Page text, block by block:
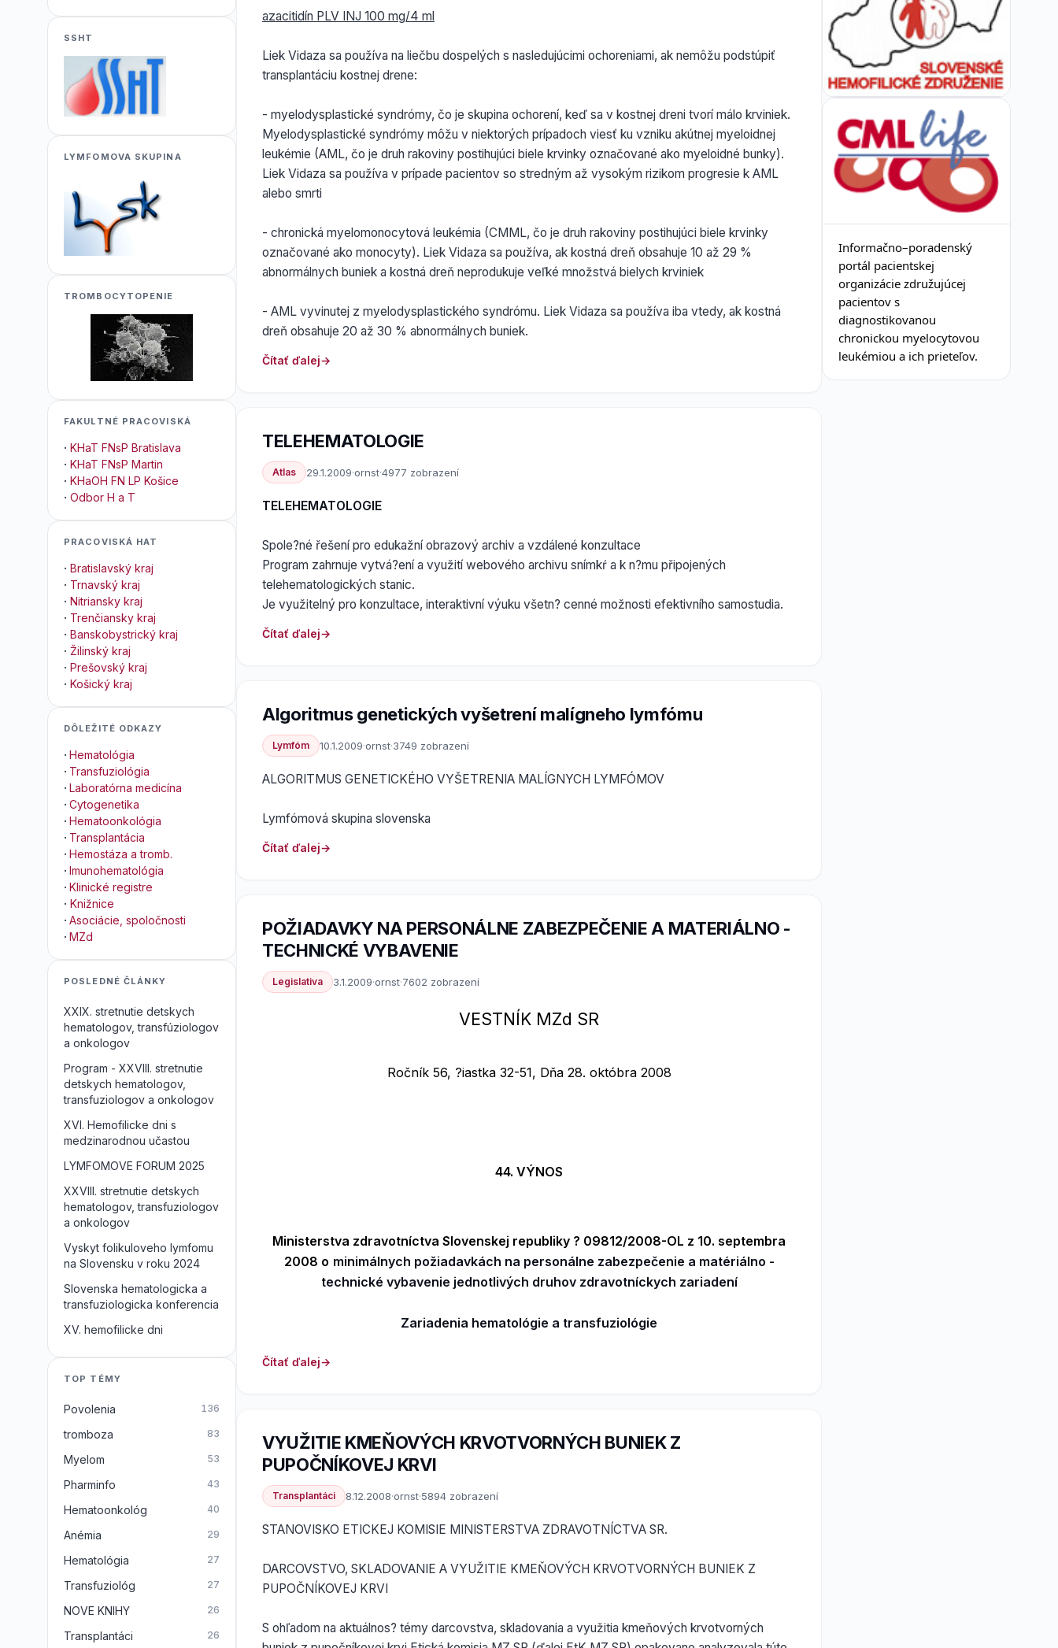
azacitidín PLV INJ 100 mg/4 ml
Liek Vidaza sa používa na liečbu dospelých s nasledujúcimi ochoreniami, ak nemôžu podstúpiť
transplantáciu kostnej drene:
- myelodysplastické syndrómy, čo je skupina ochorení, keď sa v kostnej dreni tvorí málo krviniek.
Myelodysplastické syndrómy môžu v niektorých prípadoch viesť ku vzniku akútnej myeloidnej
leukémie (AML, čo je druh rakoviny postihujúci biele krvinky označované ako myeloidné bunky).
Liek Vidaza sa používa v prípade pacientov so stredným až vysokým rizikom progresie k AML
alebo smrti
- chronická myelomonocytová leukémia (CMML, čo je druh rakoviny postihujúci biele krvinky
označované ako monocyty). Liek Vidaza sa používa, ak kostná dreň obsahuje 10 až 29 %
abnormálnych buniek a kostná dreň neprodukuje veľké množstvá bielych krviniek
- AML vyvinutej z myelodysplastického syndrómu. Liek Vidaza sa používa iba vtedy, ak kostná
dreň obsahuje 20 až 30 % abnormálnych buniek.
Čítať ďalej
TELEHEMATOLOGIE
Atlas 29.1.2009·ornst·4977 zobrazení
TELEHEMATOLOGIE
Spole?né řešení pro edukažní obrazový archiv a vzdálené konzultace
Program zahrnuje vytvá?ení a využití webového archivu snímkŕ a k n?mu připojených
telehematologických stanic.
Je využitelný pro konzultace, interaktivní výuku všetn? cenné možnosti efektivního samostudia.
Čítať ďalej
Algoritmus genetických vyšetrení malígneho lymfómu
Lymfóm 10.1.2009·ornst·3749 zobrazení
ALGORITMUS GENETICKÉHO VYŠETRENIA MALÍGNYCH LYMFÓMOV
Lymfómová skupina slovenska
Čítať ďalej
POŽIADAVKY NA PERSONÁLNE ZABEZPEČENIE A MATERIÁLNO -
TECHNICKÉ VYBAVENIE
Legislativa 3.1.2009·ornst·7602 zobrazení
VESTNÍK MZd SR
Ročník 56, ?iastka 32-51, Dňa 28. októbra 2008
44. VÝNOS
Ministerstva zdravotníctva Slovenskej republiky ? 09812/2008-OL z 10. septembra
2008 o minimálnych požiadavkách na personálne zabezpečenie a matériálno -
technické vybavenie jednotlivých druhov zdravotníckych zariadení
Zariadenia hematológie a transfuziológie
Čítať ďalej
VYUŽITIE KMEŇOVÝCH KRVOTVORNÝCH BUNIEK Z
PUPOČNÍKOVEJ KRVI
Transplantáci 8.12.2008·ornst·5894 zobrazení
STANOVISKO ETICKEJ KOMISIE MINISTERSTVA ZDRAVOTNÍCTVA SR.
DARCOVSTVO, SKLADOVANIE A VYUŽITIE KMEŇOVÝCH KRVOTVORNÝCH BUNIEK Z
PUPOČNÍKOVEJ KRVI
S ohľadom na aktuálnos? témy darcovstva, skladovania a využitia kmeňových krvotvorných
SSHT
LYMFOMOVA SKUPINA
TROMBOCYTOPENIE
FAKULTNÉ PRACOVISKÁ
· KHaT FNsP Bratislava
· KHaT FNsP Martin
· KHaOH FN LP Košice
· Odbor H a T
PRACOVISKÁ HAT
· Bratislavský kraj
· Trnavský kraj
· Nitriansky kraj
· Trenčiansky kraj
· Banskobystrický kraj
· Žilinský kraj
· Prešovský kraj
· Košický kraj
DÔLEŽITÉ ODKAZY
· Hematológia
· Transfuziológia
· Laboratórna medicína
· Cytogenetika
· Hematoonkológia
· Transplantácia
· Hemostáza a tromb.
· Imunohematológia
· Klinické registre
· Knižnice
· Asociácie, spoločnosti
· MZd
POSLEDNÉ ČLÁNKY
XXIX. stretnutie detskych
hematologov, transfúziologov
a onkologov
Program - XXVIII. stretnutie
detskych hematologov,
transfuziologov a onkologov
XVI. Hemofilicke dni s
medzinarodnou učastou
LYMFOMOVE FORUM 2025
XXVIII. stretnutie detskych
hematologov, transfuziologov
a onkologov
Vyskyt folikuloveho lymfomu
na Slovensku v roku 2024
Slovenska hematologicka a
transfuziologicka konferencia
XV. hemofilicke dni
TOP TÉMY
Povolenia 136
tromboza 83
Myelom 53
Pharminfo 43
Hematoonkológ 40
Anémia 29
Hematológia 27
Transfuziológ 27
NOVE KNIHY 26
Transplantáci 26
Informačno–poradenský
portál pacientskej
organizácie združujúcej
pacientov s
diagnostikovanou
chronickou myelocytovou
leukémiou a ich prieteľov.